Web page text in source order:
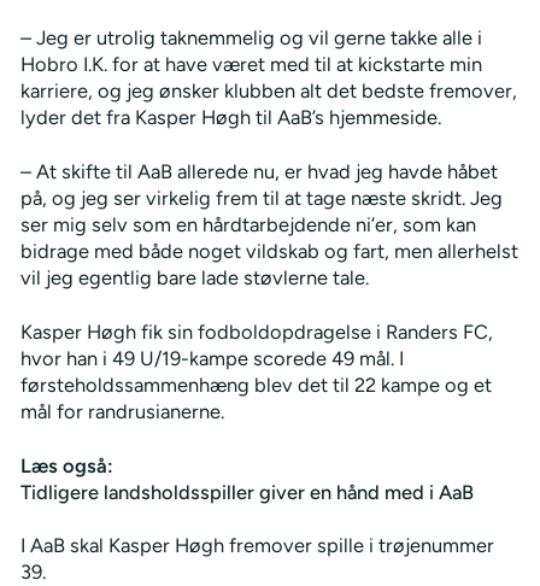
– Jeg er utrolig taknemmelig og vil gerne takke alle i
Hobro I.K. for at have været med til at kickstarte min
karriere, og jeg ønsker klubben alt det bedste fremover,
lyder det fra Kasper Høgh til AaB’s hjemmeside.
– At skifte til AaB allerede nu, er hvad jeg havde håbet
på, og jeg ser virkelig frem til at tage næste skridt. Jeg
ser mig selv som en hårdtarbejdende ni’er, som kan
bidrage med både noget vildskab og fart, men allerhelst
vil jeg egentlig bare lade støvlerne tale.
Kasper Høgh fik sin fodboldopdragelse i Randers FC,
hvor han i 49 U/19-kampe scorede 49 mål. I
førsteholdssammenhæng blev det til 22 kampe og et
mål for randrusianerne.
Læs også:
Tidligere landsholdsspiller giver en hånd med i AaB
I AaB skal Kasper Høgh fremover spille i trøjenummer
39.